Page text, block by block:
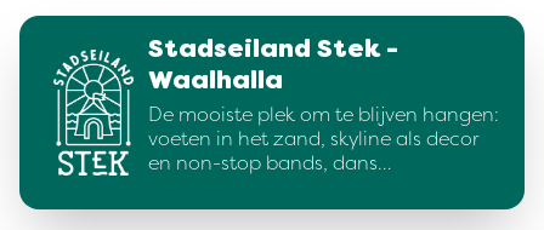
Stadseiland Stek -
Waalhalla
De mooiste plek om te blijven hangen:
voeten in het zand, skyline als decor
en non-stop bands, dans…